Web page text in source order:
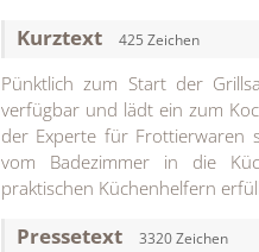
Kurztext 425 Zeichen
Pünktlich zum Start der
verfügbar und lädt ein zum
der Experte für Frottierwaren
vom Badezimmer in die
praktischen Küchenhelfern
Pressetext 3320 Zeichen